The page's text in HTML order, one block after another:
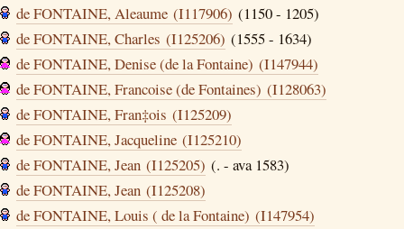
de FONTAINE, Aleaume (I117906) (1150 - 1205)
de FONTAINE, Charles (I125206) (1555 - 1634)
de FONTAINE, Denise (de la Fontaine) (I147944)
de FONTAINE, Francoise (de Fontaines) (I128063)
de FONTAINE, Fran‡ois (I125209)
de FONTAINE, Jacqueline (I125210)
de FONTAINE, Jean (I125205) (. - ava 1583)
de FONTAINE, Jean (I125208)
de FONTAINE, Louis ( de la Fontaine) (I147954)